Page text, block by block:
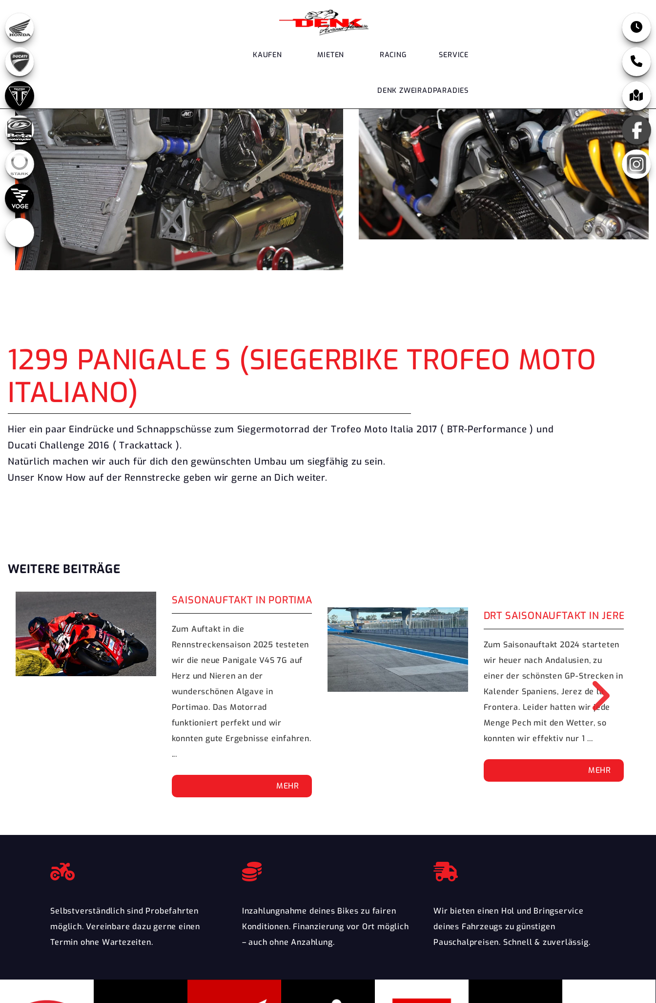
KAUFEN MIETEN RACING SERVICE
DENK ZWEIRADPARADIES
1299 PANIGALE S (SIEGERBIKE TROFEO MOTO
ITALIANO)
Hier ein paar Eindrücke und Schnappschüsse zum Siegermotorrad der Trofeo Moto Italia 2017 ( BTR-Performance ) und
Ducati Challenge 2016 ( Trackattack ).
Natürlich machen wir auch für dich den gewünschten Umbau um siegfähig zu sein.
Unser Know How auf der Rennstrecke geben wir gerne an Dich weiter.
WEITERE BEITRÄGE
SAISONAUFTAKT IN PORTIMAO 2025 / DENK RACING TEAM
Zum Auftakt in die
Rennstreckensaison 2025 testeten
wir die neue Panigale V4S 7G auf
Herz und Nieren an der
wunderschönen Algave in
Portimao. Das Motorrad
funktioniert perfekt und wir
konnten gute Ergebnisse einfahren.
...
MEHR
DRT SAISONAUFTAKT IN JEREZ DE
Zum Saisonauftakt 2024 starteten
wir heuer nach Andalusien, zu
einer der schönsten GP-Strecken in
Kalender Spaniens, Jerez de la
Frontera. Leider hatten wir jede
Menge Pech mit den Wetter, so
konnten wir effektiv nur 1 ...
MEHR
Selbstverständlich sind Probefahrten
möglich. Vereinbare dazu gerne einen
Termin ohne Wartezeiten.
Inzahlungnahme deines Bikes zu fairen
Konditionen. Finanzierung vor Ort möglich
– auch ohne Anzahlung.
Wir bieten einen Hol und Bringservice
deines Fahrzeugs zu günstigen
Pauschalpreisen. Schnell & zuverlässig.